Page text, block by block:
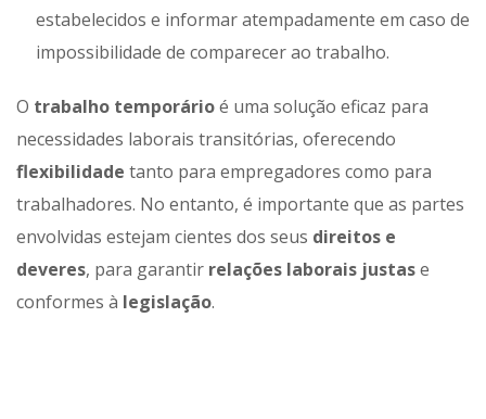
estabelecidos e informar atempadamente em caso de
impossibilidade de comparecer ao trabalho.​
O trabalho temporárioé uma solução eficaz para
necessidades laborais transitórias, oferecendo
flexibilidade tanto para empregadores como para
trabalhadores. No entanto, é importante que as partes
envolvidas estejam cientes dos seus direitos e
deveres, para garantir relações laborais justase
conformes à legislação.